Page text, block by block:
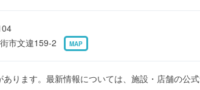
市文違159-2
MAP
ります。最新情報については、施設・店舗の公式